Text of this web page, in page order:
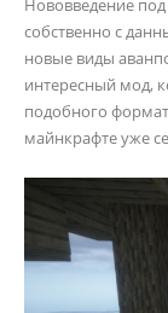
Нововведение
собственно с
новые виды
интересный мод,
подобного
майнкрафте уже